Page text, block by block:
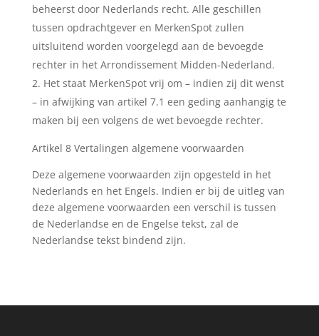
beheerst door Nederlands recht. Alle geschillen
tussen opdrachtgever en MerkenSpot zullen
uitsluitend worden voorgelegd aan de bevoegde
rechter in het Arrondissement Midden-Nederland.
Het staat MerkenSpot vrij om – indien zij dit wenst
– in afwijking van artikel 7.1 een geding aanhangig te
maken bij een volgens de wet bevoegde rechter.
Artikel 8 Vertalingen algemene voorwaarden
Deze algemene voorwaarden zijn opgesteld in het
Nederlands en het Engels. Indien er bij de uitleg van
deze algemene voorwaarden een verschil is tussen
de Nederlandse en de Engelse tekst, zal de
Nederlandse tekst bindend zijn.